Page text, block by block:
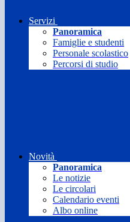
Servizi
Panoramica
Famiglie e studenti
Personale scolastico
Percorsi di studio
Novità
Panoramica
Le notizie
Le circolari
Calendario eventi
Albo online